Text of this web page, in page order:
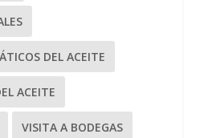
DEL ACEITE
ACEITE
VISITA A BODEGAS